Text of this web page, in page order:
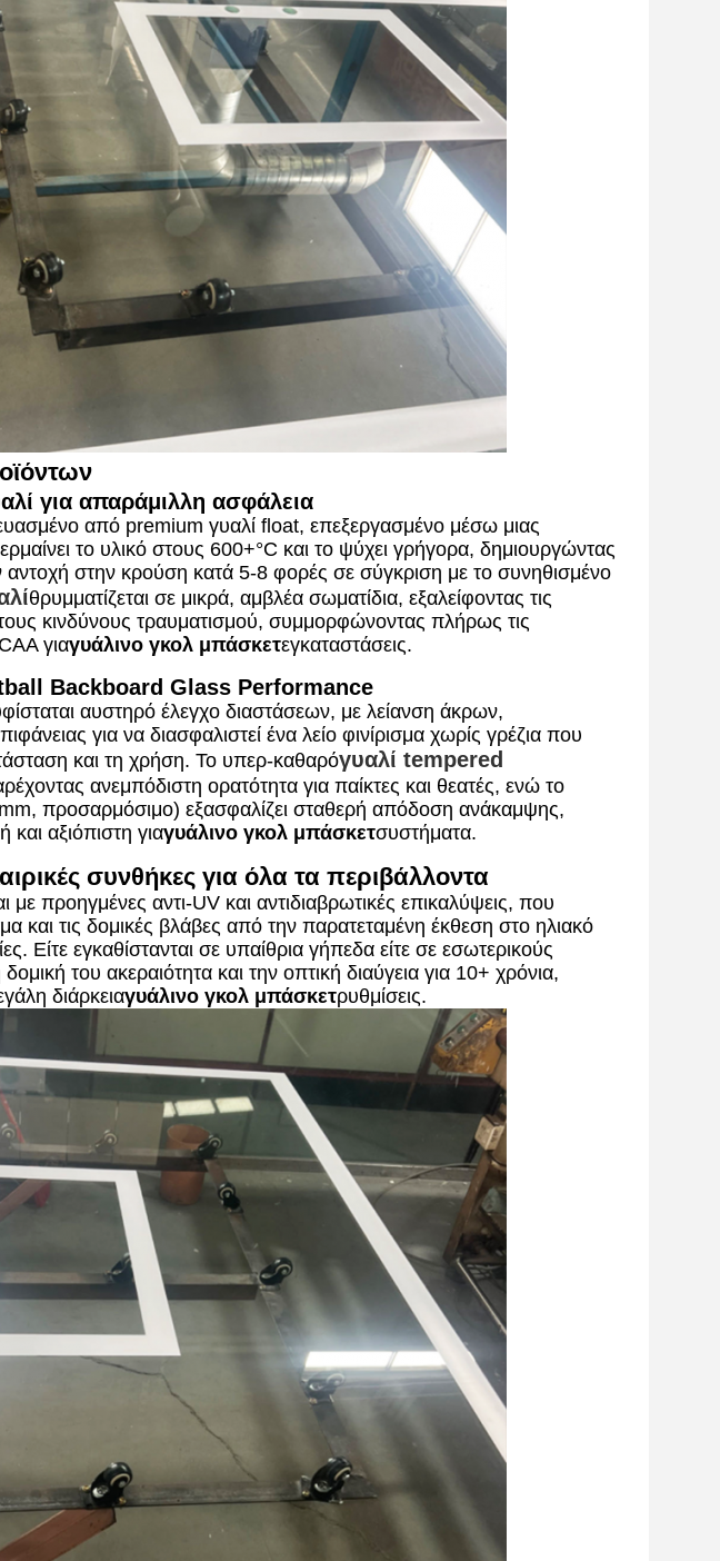
για απαράμιλλη ασφάλεια
από premium γυαλί float, επεξεργασμένο μέσω μιας
το υλικό στους 600+°C και το ψύχει γρήγορα, δημιουργώντας
αντοχή στην κρούση κατά 5-8 φορές σε σύγκριση με το συνηθισμένο
θρυμματίζεται σε μικρά, αμβλέα σωματίδια, εξαλείφοντας τις
κινδύνους τραυματισμού, συμμορφώνοντας πλήρως τις
γιαγυάλινο γκολ μπάσκετεγκαταστάσεις.
Backboard Glass Performance
αυστηρό έλεγχο διαστάσεων, με λείανση άκρων,
για να διασφαλιστεί ένα λείο φινίρισμα χωρίς γρέζια που
και τη χρήση. Το υπερ-καθαρόγυαλί tempered
ανεμπόδιστη ορατότητα για παίκτες και θεατές, ενώ το
προσαρμόσιμο) εξασφαλίζει σταθερή απόδοση ανάκαμψης,
και αξιόπιστη γιαγυάλινο γκολ μπάσκετσυστήματα.
συνθήκες για όλα τα περιβάλλοντα
με προηγμένες αντι-UV και αντιδιαβρωτικές επικαλύψεις, που
και τις δομικές βλάβες από την παρατεταμένη έκθεση στο ηλιακό
Είτε εγκαθίστανται σε υπαίθρια γήπεδα είτε σε εσωτερικούς
δομική του ακεραιότητα και την οπτική διαύγεια για 10+ χρόνια,
διάρκειαγυάλινο γκολ μπάσκετρυθμίσεις.